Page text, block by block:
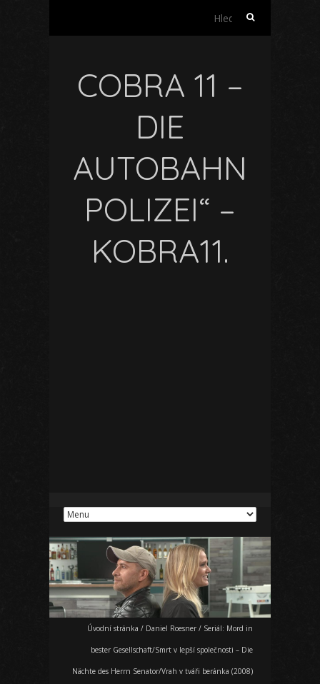
Vyhledávání
COBRA 11 –
DIE
AUTOBAHN
POLIZEI“ –
KOBRA11.
Úvodní stránka / Daniel Roesner / Seriál: Mord in
bester Gesellschaft/Smrt v lepší společnosti – Die
Nächte des Herrn Senator/Vrah v tváři beránka (2008)